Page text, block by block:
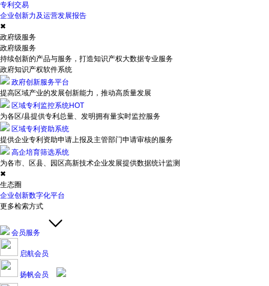
专利交易
企业创新力及运营发展报告
✖
政府级服务
政府级服务
持续创新的产品与服务，打造知识产权大数据专业服务
政府知识产权软件系统
政府创新服务平台
提高区域产业的发展创新能力，推动高质量发展
区域专利监控系统HOT
为各区/县提供专利总量、发明拥有量实时监控服务
区域专利资助系统
提供企业专利资助申请上报及主管部门申请审核的服务
高企培育筛选系统
为各市、区县、园区高新技术企业发展提供数据统计监测
✖
生态圈
企业创新数字化平台
更多检索方式
会员服务
启航会员
扬帆会员